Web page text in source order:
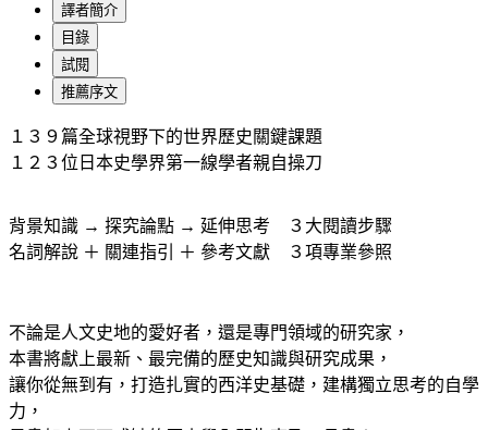
譯者簡介
目錄
試閱
推薦序文
１３９篇全球視野下的世界歷史關鍵課題
１２３位日本史學界第一線學者親自操刀
背景知識 → 探究論點 → 延伸思考 ３大閱讀步驟
名詞解說 ＋ 關連指引 ＋ 參考文獻 ３項專業參照
不論是人文史地的愛好者，還是專門領域的研究家，
本書將獻上最新、最完備的歷史知識與研究成果，
讓你從無到有，打造扎實的西洋史基礎，建構獨立思考的自學
力，